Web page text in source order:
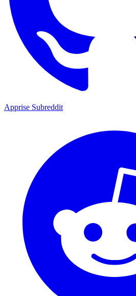
Apprise Subreddit